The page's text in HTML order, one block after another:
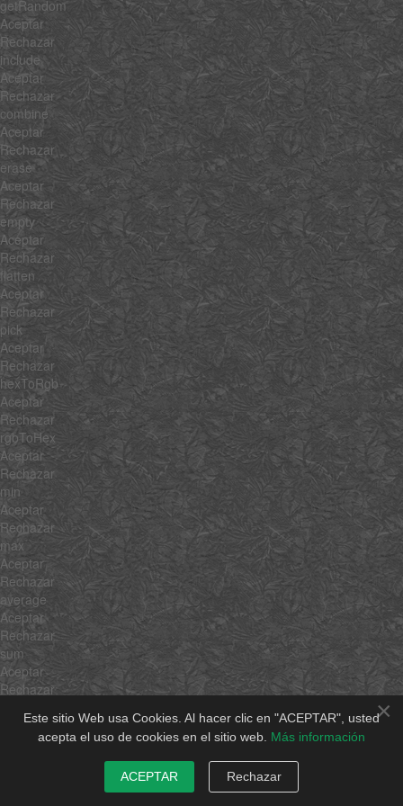
×
Este sitio Web usa Cookies. Al hacer clic en "ACEPTAR", usted
acepta el uso de cookies en el sitio web. Más información
ACEPTAR Rechazar
getRandom
Aceptar
Rechazar
include
Aceptar
Rechazar
combine
Aceptar
Rechazar
erase
Aceptar
Rechazar
empty
Aceptar
Rechazar
flatten
Aceptar
Rechazar
pick
Aceptar
Rechazar
hexToRgb
Aceptar
Rechazar
rgbToHex
Aceptar
Rechazar
min
Aceptar
Rechazar
max
Aceptar
Rechazar
average
Aceptar
Rechazar
sum
Aceptar
Rechazar
Aceptar
Rechazar